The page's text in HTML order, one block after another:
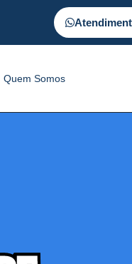
Quem Somos